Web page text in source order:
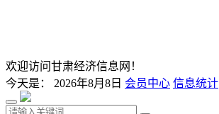
欢迎访问甘肃经济信息网！
今天是： 2026年8月8日 会员中心 信息统计